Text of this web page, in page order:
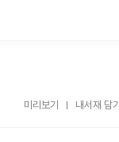
미리보기 내서재 담기